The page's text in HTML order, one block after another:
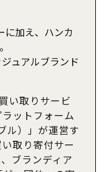
に加え、ハンカ
ュアルブランド
い取りサービ
ットフォーム
ル）」が運営す
取り寄付サー
ブランディア